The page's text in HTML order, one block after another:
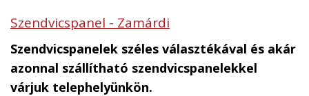
Szendvicspanel - Zamárdi
Szendvicspanelek széles választékával és akár
azonnal szállítható szendvicspanelekkel
várjuk telephelyünkön.